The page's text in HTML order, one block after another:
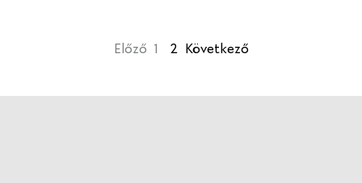
Előző 1 2 Következő